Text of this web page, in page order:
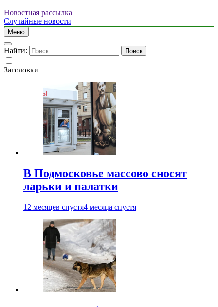
Новостная рассылка
Случайные новости
Меню
Найти:
Заголовки
В Подмосковье массово сносят
ларьки и палатки
12 месяцев спустя4 месяца спустя